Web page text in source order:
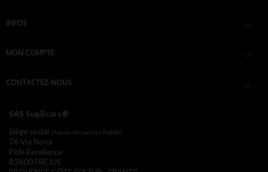
INFOS
MON COMPTE
CONTACTEZ-NOUS
SAS SupRcars®
Siège social (Aucun Accueil du Public)
76 Via Nova
Pôle Excellence
83600 FREJUS